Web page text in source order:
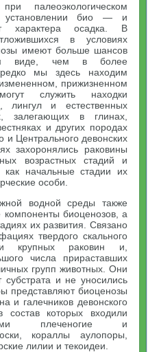
палеоэкологическом
био — и
характера осадка. В
в условиях
имеют больше шансов
виде, чем в более
мы здесь находим
прижизненном
служить находки
лингул и естественных
залегающих в глинах,
и других породах
и Центрального девонских
захоронялись раковины
возрастных стадий и
начальные стадии их
особи.
водной среды также
биоценозов, а
их развития. Связано
твердого скального
крупных раковин и,
числа прираставших
групп животных. Они
и не уносились
представляют биоценозы
и галечников девонского
которых входили
плеченогие и
кораллы аулопоры,
лилии и текоидеи.